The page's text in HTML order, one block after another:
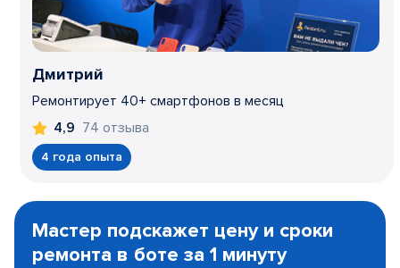
Дмитрий
Ремонтирует 40+ смартфонов в месяц
4,9 74 отзыва
4 года опыта
1
Мастер подскажет цену и сроки
ремонта в боте за 1 минуту